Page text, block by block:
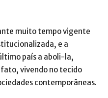
muito tempo vigente
e a
país a aboli-la,
vivendo no tecido
contemporâneas.